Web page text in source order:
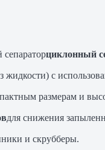
циклонный
жидкости) с
размерам и
для снижения
и скрубберы.